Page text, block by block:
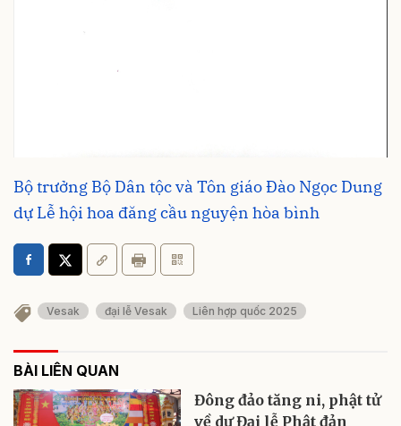
Bộ trưởng Bộ Dân tộc và Tôn giáo Đào Ngọc Dung
dự Lễ hội hoa đăng cầu nguyện hòa bình
Vesak đại lễ Vesak Liên hợp quốc 2025
BÀI LIÊN QUAN
Đông đảo tăng ni, phật tử
về dự Đại lễ Phật đản